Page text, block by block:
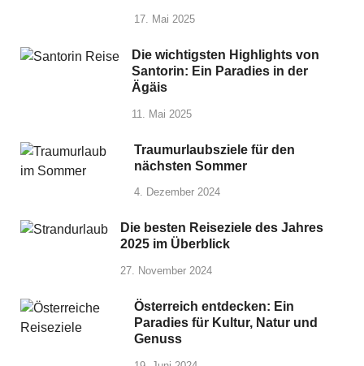
17. Mai 2025
Die wichtigsten Highlights von
Santorin: Ein Paradies in der
Ägäis
11. Mai 2025
Traumurlaubsziele für den
nächsten Sommer
4. Dezember 2024
Die besten Reiseziele des Jahres
2025 im Überblick
27. November 2024
Österreich entdecken: Ein
Paradies für Kultur, Natur und
Genuss